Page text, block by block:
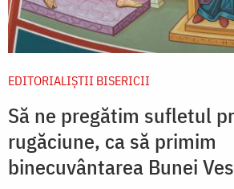
EDITORIALIȘTII BISERICII
Să ne pregătim sufletul
rugăciune, ca să primim
binecuvântarea Bunei